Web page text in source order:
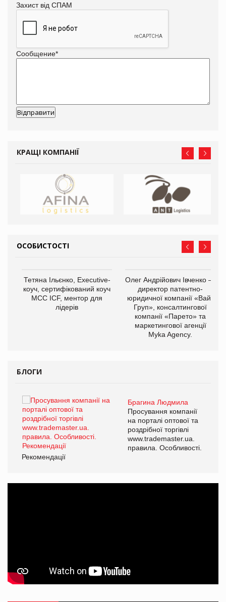
Захист від СПАМ
Сообщение*
КРАЩІ КОМПАНІЇ
ОСОБИСТОСТІ
Тетяна Ільєнко, Executive-
коуч, сертифікований коуч
МСС ICF, ментор для
лідерів
Олег Андрійович Івченко —
директор патентно-
юридичної компанії «Вайз
Груп», консалтингової
компанії «Парето» та
маркетингової агенції
Myka Agency.
БЛОГИ
Брагина Людмила
Просування компанії
на порталі оптової та
роздрібної торгівлі
www.trademaster.ua.
правила. Особливості.
Рекомендації